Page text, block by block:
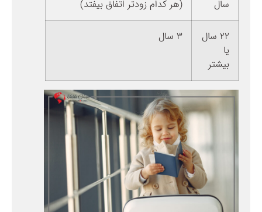
سال
(هر کدام زودتر اتفاق بیفتد)
۲۲ سال
یا
بیشتر
۳ سال